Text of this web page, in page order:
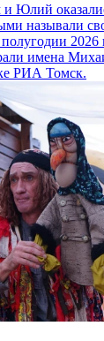
Юлий
называли
2026
имена
РИА Томск.